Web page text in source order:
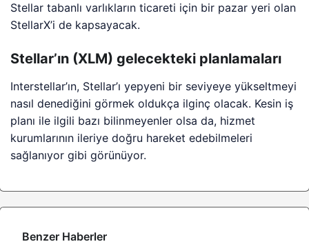
Stellar tabanlı varlıkların ticareti için bir pazar yeri olan
StellarX’i de kapsayacak.
Stellar’ın (XLM) gelecekteki planlamaları
Interstellar’ın, Stellar’ı yepyeni bir seviyeye yükseltmeyi
nasıl denediğini görmek oldukça ilginç olacak. Kesin iş
planı ile ilgili bazı bilinmeyenler olsa da, hizmet
kurumlarının ileriye doğru hareket edebilmeleri
sağlanıyor gibi görünüyor.
Benzer Haberler